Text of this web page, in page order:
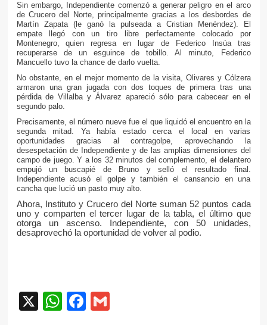
Sin embargo, Independiente comenzó a generar peligro en el arco
de Crucero del Norte, principalmente gracias a los desbordes de
Martín Zapata (le ganó la pulseada a Cristian Menéndez). El
empate llegó con un tiro libre perfectamente colocado por
Montenegro, quien regresa en lugar de Federico Insúa tras
recuperarse de un esguince de tobillo. Al minuto, Federico
Mancuello tuvo la chance de darlo vuelta.
No obstante, en el mejor momento de la visita, Olivares y Cólzera
armaron una gran jugada con dos toques de primera tras una
pérdida de Villalba y Álvarez apareció sólo para cabecear en el
segundo palo.
Precisamente, el número nueve fue el que liquidó el encuentro en la
segunda mitad. Ya había estado cerca el local en varias
oportunidades gracias al contragolpe, aprovechando la
desespetación de Independiente y de las amplias dimensiones del
campo de juego. Y a los 32 minutos del complemento, el delantero
empujó un buscapié de Bruno y selló el resultado final.
Independiente acusó el golpe y también el cansancio en una
cancha que lució un pasto muy alto.
Ahora, Instituto y Crucero del Norte suman 52 puntos cada
uno y comparten el tercer lugar de la tabla, el último que
otorga un ascenso. Independiente, con 50 unidades,
desaprovechó la oportunidad de volver al podio.
X WhatsApp
Facebook
Gmail